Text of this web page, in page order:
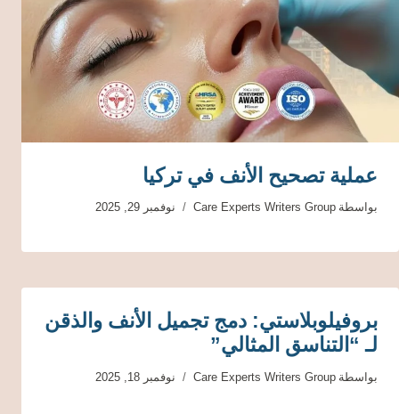
عملية تصحيح الأنف في تركيا
بواسطة Care Experts Writers Group نوفمبر 29, 2025
بروفيلوبلاستي: دمج تجميل الأنف والذقن
لـ “التناسق المثالي”
بواسطة Care Experts Writers Group نوفمبر 18, 2025